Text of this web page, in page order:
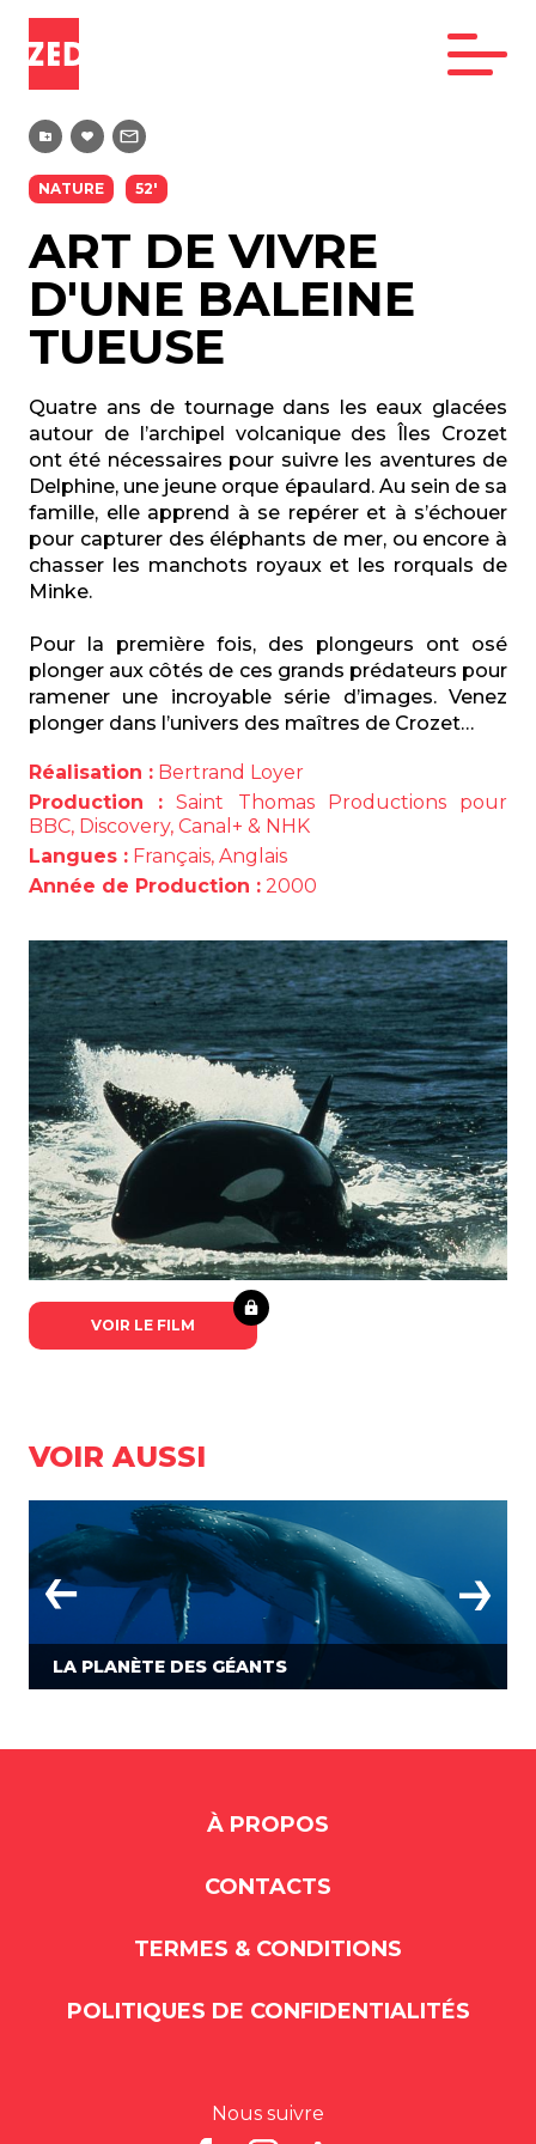
NATURE 52'
ART DE VIVRE
D'UNE BALEINE
TUEUSE
Quatre ans de tournage dans les eaux glacées
autour de l’archipel volcanique des Îles Crozet
ont été nécessaires pour suivre les aventures de
Delphine, une jeune orque épaulard. Au sein de sa
famille, elle apprend à se repérer et à s’échouer
pour capturer des éléphants de mer, ou encore à
chasser les manchots royaux et les rorquals de
Minke.
Pour la première fois, des plongeurs ont osé
plonger aux côtés de ces grands prédateurs pour
ramener une incroyable série d’images. Venez
plonger dans l’univers des maîtres de Crozet…
Réalisation : Bertrand Loyer
Production : Saint Thomas Productions pour
BBC, Discovery, Canal+ & NHK
Langues : Français, Anglais
Année de Production : 2000
VOIR LE FILM
VOIR AUSSI
LA PLANÈTE DES GÉANTS
À PROPOS
CONTACTS
TERMES & CONDITIONS
POLITIQUES DE CONFIDENTIALITÉS
Nous suivre